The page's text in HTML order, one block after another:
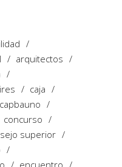
arquitectos
caja
capbauno
concurso
superior
encuentro